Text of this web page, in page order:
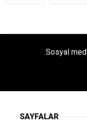
Sosyal
SAYFALAR